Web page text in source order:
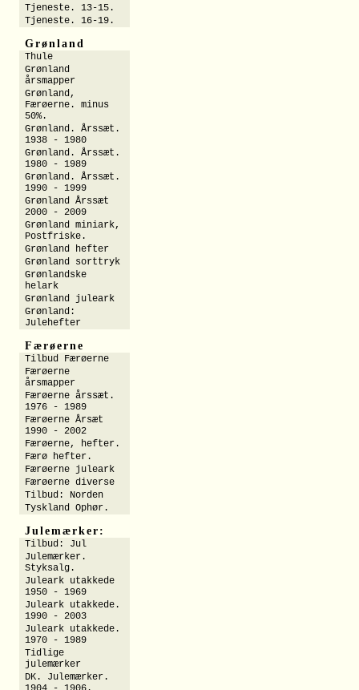
Tjeneste. 13-15.
Tjeneste. 16-19.
Grønland
Thule
Grønland
årsmapper
Grønland,
Færøerne. minus
50%.
Grønland. Årssæt.
1938 - 1980
Grønland. Årssæt.
1980 - 1989
Grønland. Årssæt.
1990 - 1999
Grønland Årssæt
2000 - 2009
Grønland miniark,
Postfriske.
Grønland hefter
Grønland sorttryk
Grønlandske
helark
Grønland juleark
Grønland:
Julehefter
Færøerne
Tilbud Færøerne
Færøerne
årsmapper
Færøerne årssæt.
1976 - 1989
Færøerne Årsæt
1990 - 2002
Færøerne, hefter.
Færø hefter.
Færøerne juleark
Færøerne diverse
Tilbud: Norden
Tyskland Ophør.
Julemærker:
Tilbud: Jul
Julemærker.
Styksalg.
Juleark utakkede
1950 - 1969
Juleark utakkede.
1990 - 2003
Juleark utakkede.
1970 - 1989
Tidlige
julemærker
DK. Julemærker.